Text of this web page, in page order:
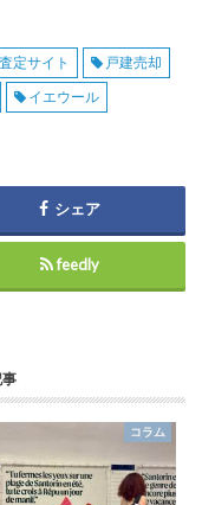
定サイト
戸建売却
イエウール
シェア
feedly
コラム